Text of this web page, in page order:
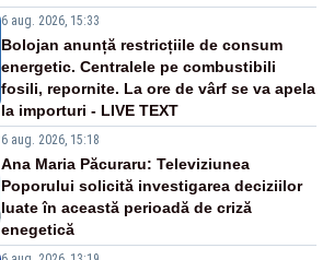
6 aug. 2026, 15:33
Bolojan anunță restricțiile de consum
energetic. Centralele pe combustibili
fosili, repornite. La ore de vârf se va apela
la importuri - LIVE TEXT
6 aug. 2026, 15:18
Ana Maria Păcuraru: Televiziunea
Poporului solicită investigarea deciziilor
luate în această perioadă de criză
enegetică